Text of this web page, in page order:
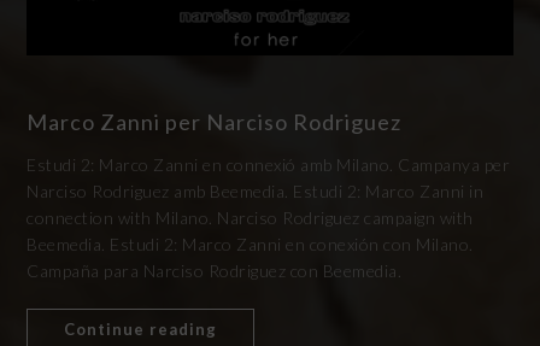
Marco Zanni per Narciso Rodriguez
Estudi 2: Marco Zanni en connexió amb Milano. Campanya per
Narciso Rodriguez amb Beemedia. Estudi 2: Marco Zanni in
connection with Milano. Narciso Rodriguez campaign with
Beemedia. Estudi 2: Marco Zanni en conexión con Milano.
Campaña para Narciso Rodriguez con Beemedia.
Continue reading